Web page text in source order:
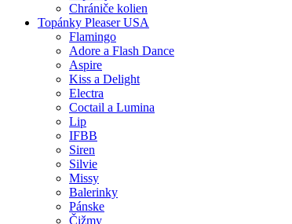
Chrániče kolien
Topánky Pleaser USA
Flamingo
Adore a Flash Dance
Aspire
Kiss a Delight
Electra
Coctail a Lumina
Lip
IFBB
Siren
Silvie
Missy
Balerinky
Pánske
Čižmy